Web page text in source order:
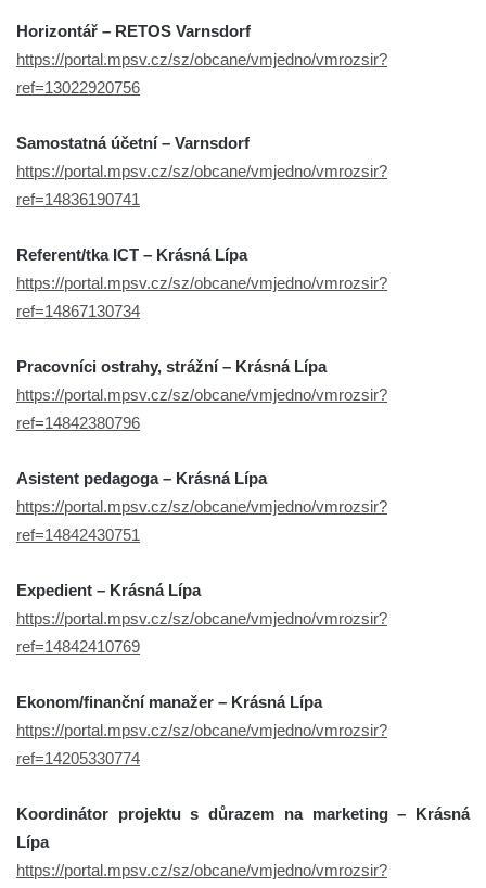
Horizontář – RETOS Varnsdorf
https://portal.mpsv.cz/sz/obcane/vmjedno/vmrozsir?
ref=13022920756
Samostatná účetní – Varnsdorf
https://portal.mpsv.cz/sz/obcane/vmjedno/vmrozsir?
ref=14836190741
Referent/tka ICT – Krásná Lípa
https://portal.mpsv.cz/sz/obcane/vmjedno/vmrozsir?
ref=14867130734
Pracovníci ostrahy, strážní – Krásná Lípa
https://portal.mpsv.cz/sz/obcane/vmjedno/vmrozsir?
ref=14842380796
Asistent pedagoga – Krásná Lípa
https://portal.mpsv.cz/sz/obcane/vmjedno/vmrozsir?
ref=14842430751
Expedient – Krásná Lípa
https://portal.mpsv.cz/sz/obcane/vmjedno/vmrozsir?
ref=14842410769
Ekonom/finanční manažer – Krásná Lípa
https://portal.mpsv.cz/sz/obcane/vmjedno/vmrozsir?
ref=14205330774
Koordinátor projektu s důrazem na marketing – Krásná
Lípa
https://portal.mpsv.cz/sz/obcane/vmjedno/vmrozsir?